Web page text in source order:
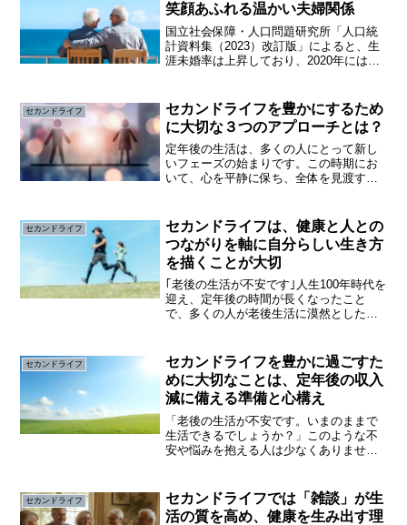
笑顔あふれる温かい夫婦関係
国立社会保障・人口問題研究所「人口統
計資料集（2023）改訂版」によると、生
涯未婚率は上昇しており、2020年には男
もりがない」と考える方が、男性が
17.3％、女性...
セカンドライフ
セカンドライフを豊かにするため
に大切な３つのアプローチとは？
定年後の生活は、多くの人にとって新し
いフェーズの始まりです。この時期にお
いて、心を平静に保ち、全体を見渡す視
方とアプローチを紹介します。一喜一憂
しない心の持ち方セカンド...
セカンドライフ
セカンドライフは、健康と人との
つながりを軸に自分らしい生き方
を描くことが大切
｢老後の生活が不安です｣人生100年時代を
迎え、定年後の時間が長くなったこと
で、多くの人が老後生活に漠然とした不
独｣です。この中でも｢お金｣については、
とくに注目...
セカンドライフ
セカンドライフを豊かに過ごすた
めに大切なことは、定年後の収入
減に備える準備と心構え
「老後の生活が不安です。いまのままで
生活できるでしょうか？」このような不
安や悩みを抱える人は少なくありませ
まして物価高が進むなか、老後の生活に
関する不安や悩みは増すばか...
セカンドライフ
セカンドライフでは「雑談」が生
活の質を高め、健康を生み出す理